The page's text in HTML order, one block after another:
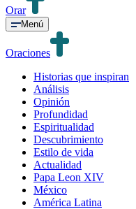
Orar
Menú
Oraciones
Historias que inspiran
Análisis
Opinión
Profundidad
Espiritualidad
Descubrimiento
Estilo de vida
Actualidad
Papa Leon XIV
México
América Latina